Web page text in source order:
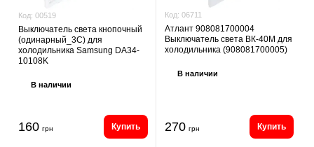
Код: 00519
Выключатель света кнопочный
(одинарный_3C) для
холодильника Samsung DA34-
10108K
В наличии
160 грн Купить
Код: 06711
Атлант 908081700004
Выключатель света ВК-40М для
холодильника (908081700005)
В наличии
270 грн Купить